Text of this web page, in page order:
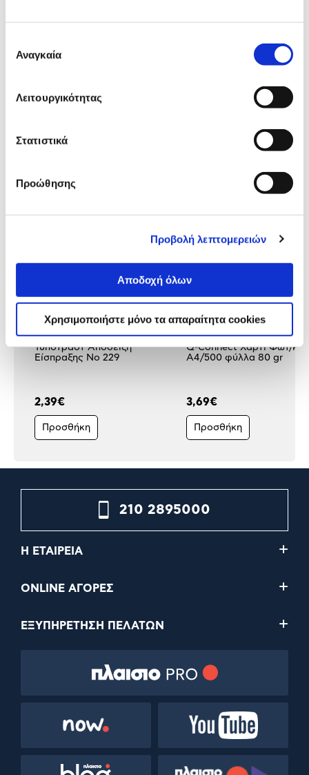
συγκατάθεσης
Αναγκαία
Λειτουργικότητας
Στατιστικά
Προώθησης
Προβολή λεπτομερειών
Αποδοχή όλων
Χρησιμοποιήστε μόνο τα απαραίτητα cookies
Αναλυτική παρουσίαση
Προδιαγραφές
Δες τι κλίκαραν όσοι είδαν το ίδιο
προϊόν με εσένα!
Τυποτράστ Απόδειξη
Είσπραξης No 229
2,39€
Προσθήκη
Q-Connect Χαρτί Φωτ/κο
A4/500 φύλλα 80 gr
3,69€
Προσθήκη
210 2895000
Η ΕΤΑΙΡΕΙΑ
ONLINE ΑΓΟΡΕΣ
ΕΞΥΠΗΡΕΤΗΣΗ ΠΕΛΑΤΩΝ